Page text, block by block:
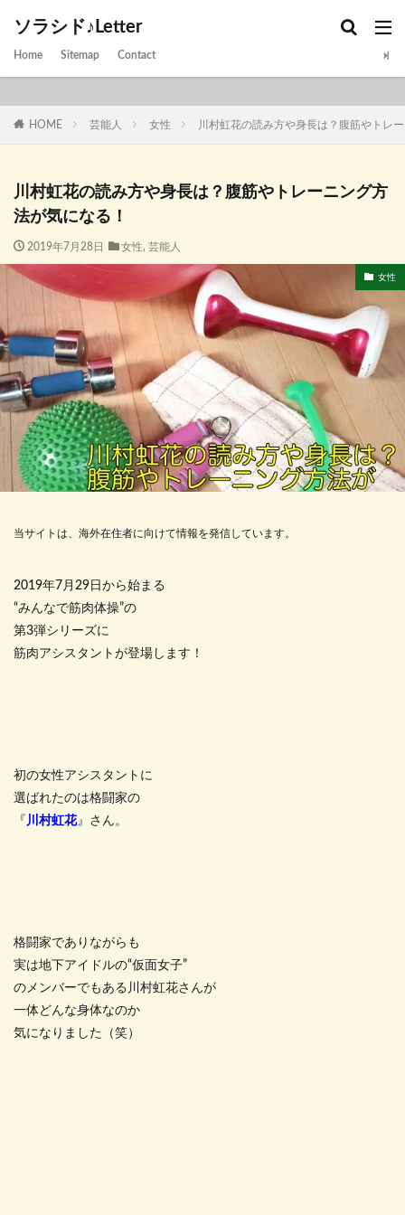
ソラシド♪Letter
Home Sitemap Contact
HOME 芸能人 女性 川村虹花の読み方や身長は？腹筋やトレ
川村虹花の読み方や身長は？腹筋やトレーニング方
法が気になる！
2019年7月28日 女性, 芸能人
女性
当サイトは、海外在住者に向けて情報を発信しています。
2019年7月29日から始まる
“みんなで筋肉体操”の
第3弾シリーズに
筋肉アシスタントが登場します！
初の女性アシスタントに
選ばれたのは格闘家の
『 川村虹花』さん。
格闘家でありながらも
実は地下アイドルの“仮面女子”
のメンバーでもある川村虹花さんが
一体どんな身体なのか
気になりました（笑）